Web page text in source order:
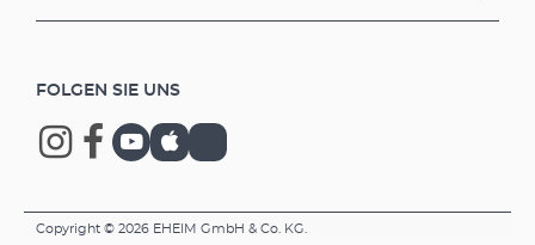
FOLGEN SIE UNS
Copyright © 2026 EHEIM GmbH & Co. KG.